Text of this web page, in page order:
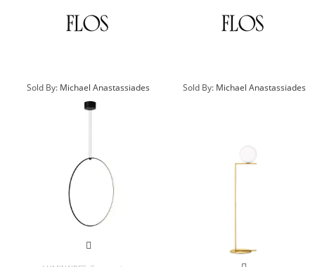
Sold By: Michael Anastassiades Sold By: Michael Anastassiades